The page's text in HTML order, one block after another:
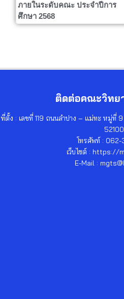
ภายในระดับคณะ ประจำปีการ
ศึกษา 2568
ติดต่อคณะวิทย
ที่ตั้ง : เลขที่ 119 ถนนลำปาง – แม่ทะ หมู่ที่
52100
โทรศัพท์ : 062-
เว็บไซต์ : https://
E-Mail :